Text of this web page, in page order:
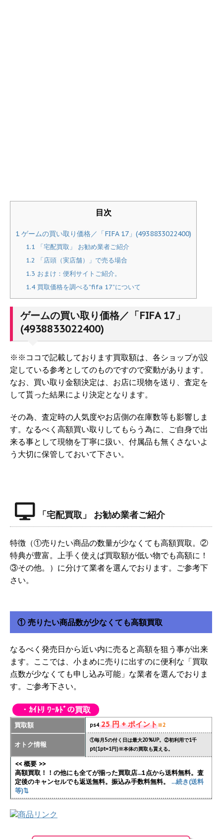
目次
1 ゲームの買い取り価格／「FIFA 17」(4938833022400)
1.1 「宅配買取」 お勧め業者ご紹介
1.2
「店頭（実店舗）」で売る場合
1.3 おまけ：便利サイトご紹介。
1.4 買取価格を調べる”fifa 17”について
ゲームの買い取り価格／「FIFA 17」
(4938833022400)
※※ココで記載しております買取額は、各ショップが設
定している参考としてのものですので変動があります。
なお、買い取り金額決定は、お店に現物を送り、査定を
して貰った結果により決定となります。
その為、査定時の人気度やお店側の在庫数等も影響しま
す。なるべく高額買い取りしてもらう為に、ご自身で出
来る事として現物を丁寧に扱い、付属品も無くさないよ
う大切に保管しておいて下さい。
「宅配買取」 お勧め業者ご紹介
特徴（①売りたい商品の数量が少なくても高額買取。②
特典が豊富。上手く使えば買取額が低い物でも高額に！
③その他。）に分けて業者を選んでおります。ご参考下
さい。
① 売りたい商品数が少なくても高額買取
なるべく発売日から近い内に売ると高額を狙う事が出来
ます。ここでは、小まめに売りに出すのに便利な「買取
点数が少なくても申し込み可能」な業者を選んでおりま
す。ご参考下さい。
・ｶｲﾄﾘ ﾜｰﾙﾄﾞの買取
買取額 ps425 円 + ポイント※2
オトク情報
①毎月5の付く日は最大20%UP。②初利用で1千
pt(1pt=1円)※本体の買取も貰える。
<< 概要 >>
高額買取！！の他にも全てが揃った買取店...1点から送料無料。査
定後のキャンセルでも返送無料。振込み手数料無料。
...続き(送料
等)⇅